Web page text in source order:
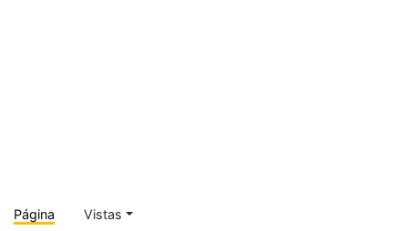
Página Vistas